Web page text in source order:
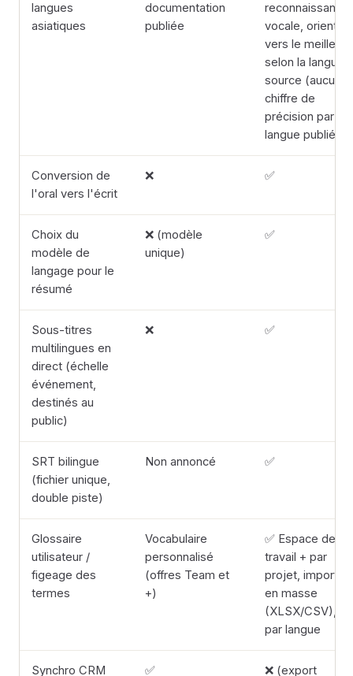
langues
asiatiques
documentation
publiée
reconnaissance
vocale, oriente
vers le meilleur
selon la langue
source (aucun
chiffre de
précision par
langue publié)
Conversion de
l'oral vers l'écrit
❌ ✅
Choix du
modèle de
langage pour le
résumé
❌ (modèle
unique)
✅
Sous-titres
multilingues en
direct (échelle
événement,
destinés au
public)
❌ ✅
SRT bilingue
(fichier unique,
double piste)
Non annoncé ✅
Glossaire
utilisateur /
figeage des
termes
Vocabulaire
personnalisé
(offres Team et
+)
✅ Espace de
travail + par
projet, import
en masse
(XLSX/CSV),
par langue
Synchro CRM ✅ ❌ (export